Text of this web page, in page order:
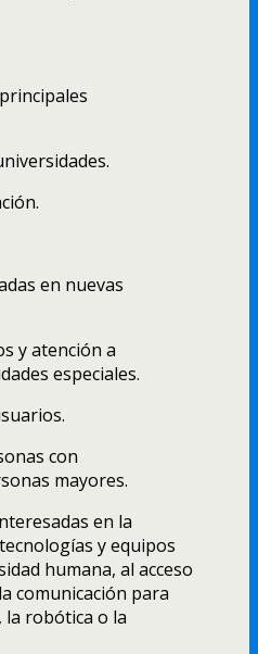
en nuevas
y atención a
especiales.
con
mayores.
en la
y equipos
humana, al acceso
comunicación para
la robótica o la